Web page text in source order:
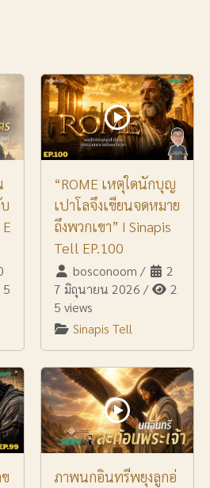
5
“ROME เหตุใดนักบุญ
เปาโลจึงเขียนจดหมาย
ถึงพวกเขา” I Sinapis
Tell EP.100
bosconoom /
2
7 มิถุนายน 2026 /
2
5 views
Sinapis Tell
ภาพนกอินทรีพยุงลูกอ่